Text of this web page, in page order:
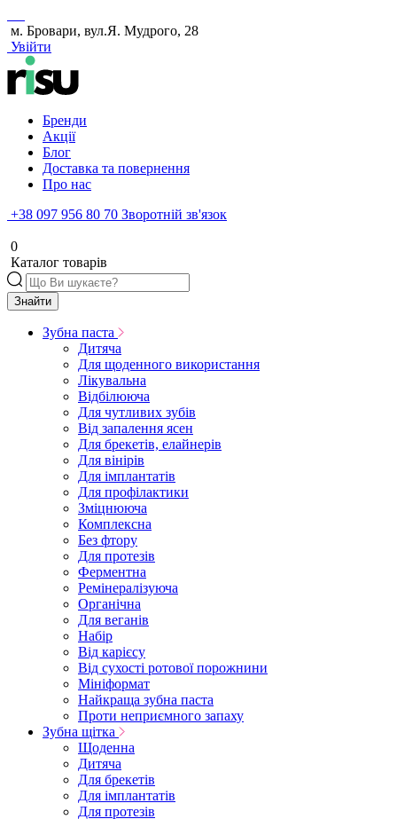
м. Бровари, вул.Я. Мудрого, 28
Увійти
Бренди
Акції
Блог
Доставка та повернення
Про нас
+38 097 956 80 70 Зворотній зв'язок
0
Каталог товарів
Знайти
Зубна паста
Дитяча
Для щоденного використання
Лікувальна
Відбілююча
Для чутливих зубів
Від запалення ясен
Для брекетів, елайнерів
Для вінірів
Для імплантатів
Для профілактики
Зміцнююча
Комплексна
Без фтору
Для протезів
Ферментна
Ремінералізуюча
Органічна
Для веганів
Набір
Від карієсу
Від сухості ротової порожнини
Мініформат
Найкраща зубна паста
Проти неприємного запаху
Зубна щітка
Щоденна
Дитяча
Для брекетів
Для імплантатів
Для протезів